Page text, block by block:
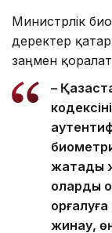
Министрлік
деректер
заңмен
–
жатады
оларды
жинау,